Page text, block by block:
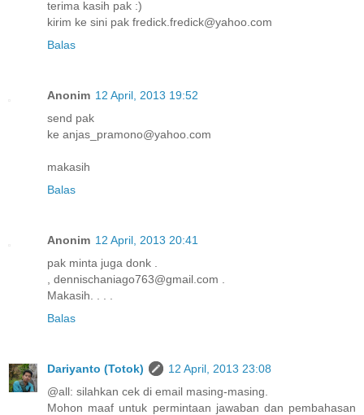
terima kasih pak :)
kirim ke sini pak fredick.fredick@yahoo.com
Balas
Anonim 12 April, 2013 19:52
send pak
ke anjas_pramono@yahoo.com
makasih
Balas
Anonim 12 April, 2013 20:41
pak minta juga donk .
, dennischaniago763@gmail.com .
Makasih. . . .
Balas
Dariyanto (Totok)
12 April, 2013 23:08
@all: silahkan cek di email masing-masing.
Mohon maaf untuk permintaan jawaban dan pembahasan